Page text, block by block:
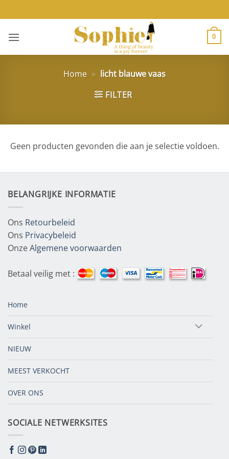
naar
inhoud
0
Home » licht blauwe vaas
FILTER
Geen producten gevonden die aan je selectie voldoen.
BELANGRIJKE INFORMATIE
Ons Retourbeleid
Ons Privacybeleid
OnzeAlgemene voorwaarden
Betaal veilig met :
Home
Winkel
NIEUW
MEEST VERKOCHT
OVER ONS
SOCIALE NETWERKSITES